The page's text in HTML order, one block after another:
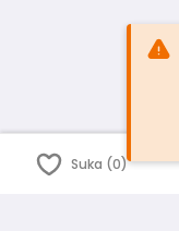
Suka (0)